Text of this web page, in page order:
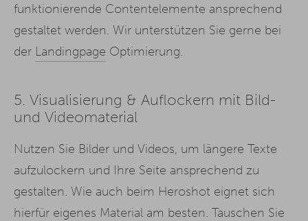
funktionierende Contentelemente ansprechend
gestaltet werden. Wir unterstützen Sie gerne bei
der Landingpage Optimierung.
5. Visualisierung & Auflockern mit Bild-
und Videomaterial
Nutzen Sie Bilder und Videos, um längere Texte
aufzulockern und Ihre Seite ansprechend zu
gestalten. Wie auch beim Heroshot eignet sich
hierfür eigenes Material am besten. Tauschen Sie